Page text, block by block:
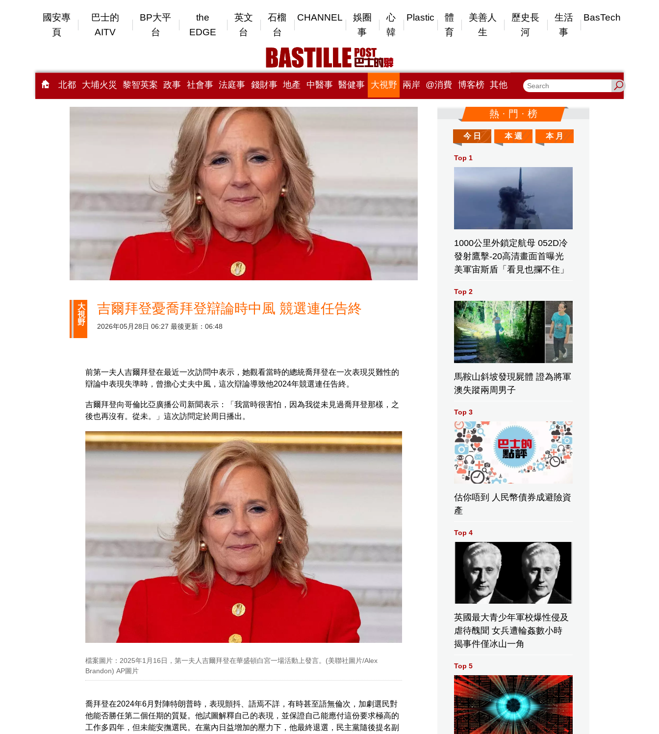
國安專
頁
巴士的
AITV
BP大平
台
the
EDGE
英文
台
石榴
台
CHANNEL
娛圈
事
心
韓
Plastic
體
育
美善人
生
歷史長
河
生活
事
BasTech
北都 大埔火災 黎智英案 政事 社會事 法庭事 錢財事 地產 中醫事 醫健事 大視野 兩岸 @消費 博客榜 其他
大
視
野
吉爾拜登憂喬拜登辯論時中風 競選連任告終
2026年05月28日 06:27 最後更新：06:48
前第一夫人吉爾拜登在最近一次訪問中表示，她觀看當時的總統喬拜登在一次表現災難性的
辯論中表現失準時，曾擔心丈夫中風，這次辯論導致他2024年競選連任告終。
吉爾拜登向哥倫比亞廣播公司新聞表示：「我當時很害怕，因為我從未見過喬拜登那樣，之
後也再沒有。從未。」這次訪問定於周日播出。
檔案圖片：2025年1月16日，第一夫人吉爾拜登在華盛頓白宮一場活動上發言。(美聯社圖片/Alex
Brandon) AP圖片
喬拜登在2024年6月對陣特朗普時，表現顫抖、語焉不詳，有時甚至語無倫次，加劇選民對
他能否勝任第二個任期的質疑。他試圖解釋自己的表現，並保證自己能應付這份要求極高的
工作多四年，但未能安撫選民。在黨內日益增加的壓力下，他最終退選，民主黨隨後提名副
熱 · 門 · 榜
今 日 本 週 本 月
Top 1
1000公里外鎖定航母 052D冷
發射鷹擊-20高清畫面首曝光
美軍宙斯盾「看見也攔不住」
Top 2
馬鞍山斜坡發現屍體 證為將軍
澳失蹤兩周男子
Top 3
估你唔到 人民幣債券成避險資
產
Top 4
英國最大青少年軍校爆性侵及
虐待醜聞 女兵遭輪姦數小時
揭事件僅冰山一角
Top 5